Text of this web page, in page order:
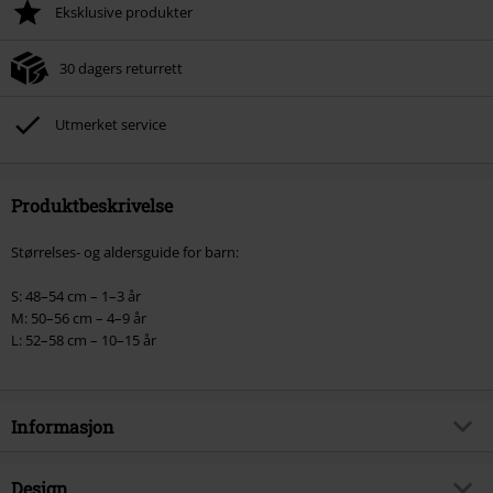
Når du har skrevet inn koden, vil rabatten automatisk bli trukket fra i
Kan ikke kombineres med andre kampanjekoder. Følgende er ekskludert fra
Lindemann, Böhse Onkelz, Broilers, Die Ärzte, Die Toten Hosen, Metality,
gavekort og varer som inkluderer en donasjon.
Eksklusive produkter
30 dagers returrett
Utmerket service
Produktbeskrivelse
Størrelses- og aldersguide for barn:
S: 48–54 cm – 1–3 år
M: 50–56 cm – 4–9 år
L: 52–58 cm – 10–15 år
Informasjon
Artikkelnummer
Design